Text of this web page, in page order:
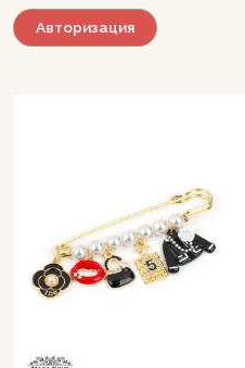
Авторизация